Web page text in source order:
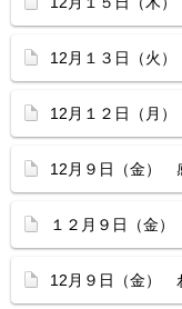
12月１３日（火
12月１２日（月
12月９日（金）
１２月９日（金
12月９日（金）